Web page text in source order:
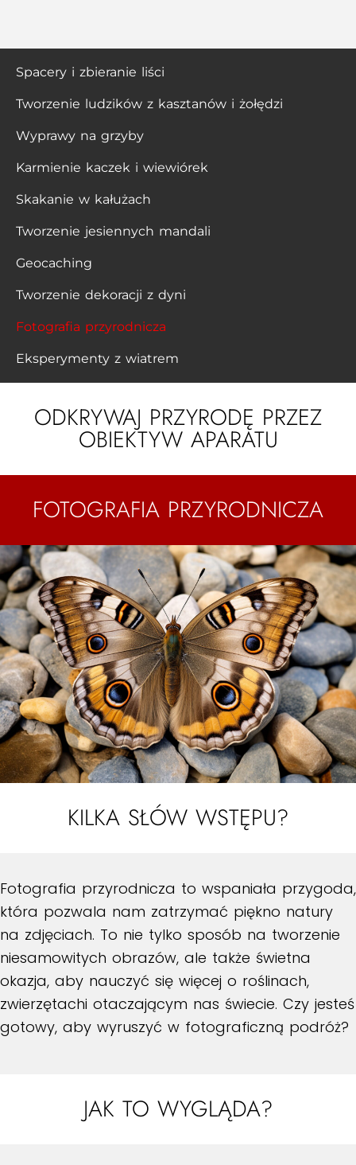
Spacery i zbieranie liści
Tworzenie ludzików z kasztanów i żołędzi
Wyprawy na grzyby
Karmienie kaczek i wiewiórek
Skakanie w kałużach
Tworzenie jesiennych mandali
Geocaching
Tworzenie dekoracji z dyni
Fotografia przyrodnicza
Eksperymenty z wiatrem
ODKRYWAJ PRZYRODĘ PRZEZ
OBIEKTYW APARATU
FOTOGRAFIA PRZYRODNICZA
KILKA SŁÓW WSTĘPU?
Fotografia przyrodnicza to wspaniała przygoda,
która pozwala nam zatrzymać piękno natury
na zdjęciach. To nie tylko sposób na tworzenie
niesamowitych obrazów, ale także świetna
okazja, aby nauczyć się więcej o roślinach,
zwierzętachi otaczającym nas świecie. Czy jesteś
gotowy, aby wyruszyć w fotograficzną podróż?
JAK TO WYGLĄDA?